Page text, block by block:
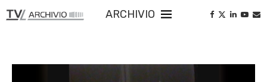
ARCHIVIO